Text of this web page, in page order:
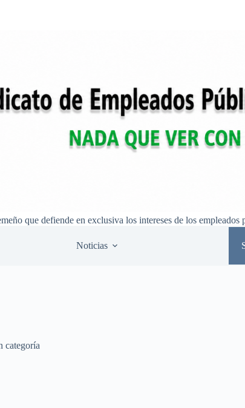
que defiende en exclusiva los intereses de los empleados
Noticias
categoría